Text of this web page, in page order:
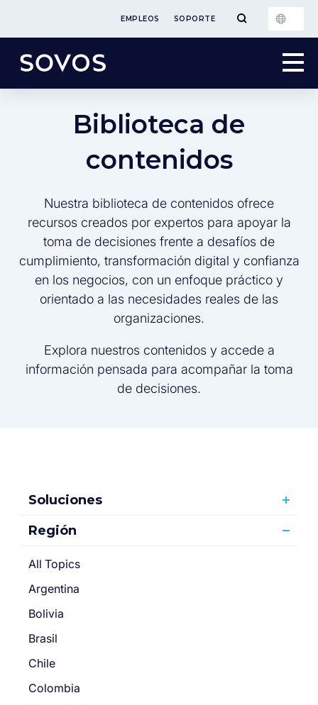
EMPLEOS SOPORTE
Biblioteca de
contenidos
Nuestra biblioteca de contenidos ofrece
recursos creados por expertos para apoyar la
toma de decisiones frente a desafíos de
cumplimiento, transformación digital y confianza
en los negocios, con un enfoque práctico y
orientado a las necesidades reales de las
organizaciones.
Explora nuestros contenidos y accede a
información pensada para acompañar la toma
de decisiones.
Soluciones
Región
All Topics
Argentina
Bolivia
Brasil
Chile
Colombia